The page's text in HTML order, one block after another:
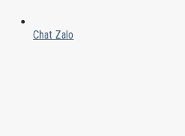
Chat Zalo